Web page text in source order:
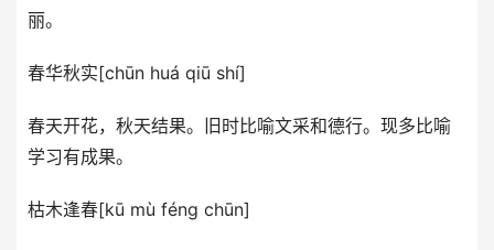
丽。
春华秋实[chūn huá qiū shí]
春天开花，秋天结果。旧时比喻文采和德行。现多比喻
学习有成果。
枯木逢春[kū mù féng chūn]